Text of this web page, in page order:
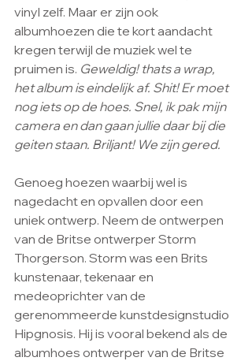
vinyl zelf. Maar er zijn ook
albumhoezen die te kort aandacht
kregen terwijl de muziek wel te
pruimen is. Geweldig! thats a wrap,
het album is eindelijk af. Shit! Er moet
nog iets op de hoes. Snel, ik pak mijn
camera en dan gaan jullie daar bij die
geiten staan. Briljant! We zijn gered.
Genoeg hoezen waarbij wel is
nagedacht en opvallen door een
uniek ontwerp. Neem de ontwerpen
van de Britse ontwerper Storm
Thorgerson. Storm was een Brits
kunstenaar, tekenaar en
medeoprichter van de
gerenommeerde kunstdesignstudio
Hipgnosis. Hij is vooral bekend als de
albumhoes ontwerper van de Britse